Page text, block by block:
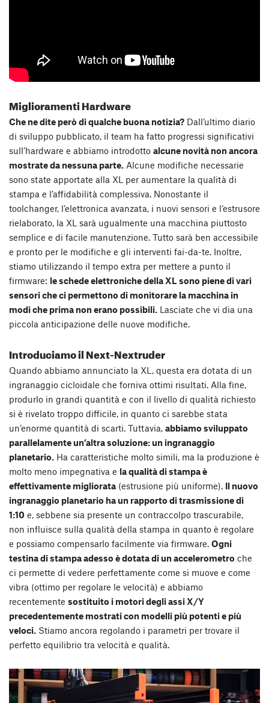
Miglioramenti Hardware
Che ne dite però di qualche buona notizia? Dall’ultimo diario
di sviluppo pubblicato, il team ha fatto progressi significativi
sull’hardware e abbiamo introdotto alcune novità non ancora
mostrate da nessuna parte. Alcune modifiche necessarie
sono state apportate alla XL per aumentare la qualità di
stampa e l’affidabilità complessiva. Nonostante il
toolchanger, l’elettronica avanzata, i nuovi sensori e l’estrusore
rielaborato, la XL sarà ugualmente una macchina piuttosto
semplice e di facile manutenzione. Tutto sarà ben accessibile
e pronto per le modifiche e gli interventi fai-da-te. Inoltre,
stiamo utilizzando il tempo extra per mettere a punto il
firmware: le schede elettroniche della XL sono piene di vari
sensori che ci permettono di monitorare la macchina in
modi che prima non erano possibili. Lasciate che vi dia una
piccola anticipazione delle nuove modifiche.
Introduciamo il Next-Nextruder
Quando abbiamo annunciato la XL, questa era dotata di un
ingranaggio cicloidale che forniva ottimi risultati. Alla fine,
produrlo in grandi quantità e con il livello di qualità richiesto
si è rivelato troppo difficile, in quanto ci sarebbe stata
un’enorme quantità di scarti. Tuttavia, abbiamo sviluppato
parallelamente un’altra soluzione: un ingranaggio
planetario. Ha caratteristiche molto simili, ma la produzione è
molto meno impegnativa e la qualità di stampa è
effettivamente migliorata (estrusione più uniforme). Il nuovo
ingranaggio planetario ha un rapporto di trasmissione di
1:10 e, sebbene sia presente un contraccolpo trascurabile,
non influisce sulla qualità della stampa in quanto è regolare
e possiamo compensarlo facilmente via firmware. Ogni
testina di stampa adesso è dotata di un accelerometro che
ci permette di vedere perfettamente come si muove e come
vibra (ottimo per regolare le velocità) e abbiamo
recentemente sostituito i motori degli assi X/Y
precedentemente mostrati con modelli più potenti e più
veloci. Stiamo ancora regolando i parametri per trovare il
perfetto equilibrio tra velocità e qualità.